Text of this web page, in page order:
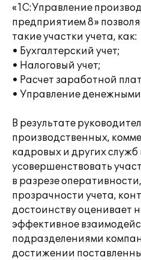
«1С:Управление
предприятием 8»
такие участки учета, как:
• Бухгалтерский учет;
• Налоговый учет;
• Расчет заработной
• Управление
В результате
производственных,
кадровых и других
усовершенствовать
в разрезе
прозрачности учета,
достоинству оценивает
эффективное
подразделениями
достижении